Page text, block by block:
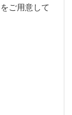
ご用意して